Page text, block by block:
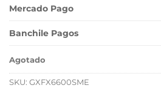
Mercado Pago
Banchile Pagos
Agotado
SKU: GXFX6600SME